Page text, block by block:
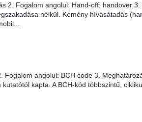
2. Fogalom angolul: Hand-off; handover
nélkül. Kemény hívásátadás
Fogalom angolul: BCH code 3.
kapta. A BCH-kód többszintű,